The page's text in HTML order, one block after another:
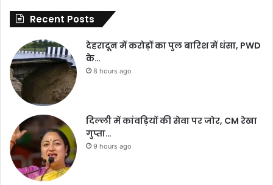
Recent Posts
देहरादून में करोड़ों का पुल बारिश में धंसा, PWD
के…
8 hours ago
दिल्ली में कांवड़ियों की सेवा पर जोर, CM रेखा
गुप्ता…
9 hours ago